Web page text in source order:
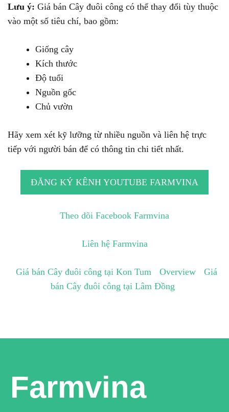
Lưu ý: Giá bán Cây đuôi công có thể thay đổi tùy thuộc
vào một số tiêu chí, bao gồm:
Giống cây
Kích thước
Độ tuổi
Nguồn gốc
Chủ vườn
Hãy xem xét kỹ lưỡng từ nhiều nguồn và liên hệ trực
tiếp với người bán để có thông tin chi tiết nhất.
ĐĂNG KÝ KÊNH YOUTUBE FARMVINA
Theo dõi Facebook Farmvina
Liên hệ Farmvina
Giá bán Cây đuôi công tại Kon Tum Overview
Giá
bán Cây đuôi công tại Lâm Đồng
Farmvina